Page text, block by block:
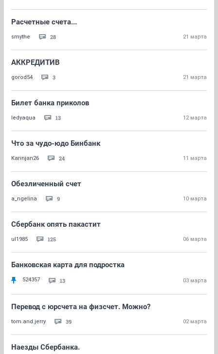
Расчетные счета...
smythe 28 21 марта
АККРЕДИТИВ
gorod54 3 21 марта
Билет банка приколов
ledyaqua 13 12 марта
Что за чудо-юдо Бинбанк
Karinjan26 24 11 марта
Обезличенный счет
a_ngelina 9 10 марта
Сбербанк опять пакастит
ul1985 125 06 марта
Банковская карта для подростка
524357 13 03 марта
Перевод с юрсчета на физсчет. Можно?
tom.and.jerry 39 02 марта
Наезды Сбербанка.